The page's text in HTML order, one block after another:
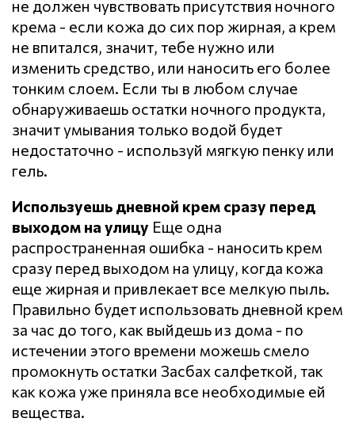
не должен чувствовать присутствия ночного
крема - если кожа до сих пор жирная, а крем
не впитался, значит, тебе нужно или
изменить средство, или наносить его более
тонким слоем. Если ты в любом случае
обнаруживаешь остатки ночного продукта,
значит умывания только водой будет
недостаточно - используй мягкую пенку или
гель.
Используешь дневной крем сразу перед
выходом на улицу Еще одна
распространенная ошибка - наносить крем
сразу перед выходом на улицу, когда кожа
еще жирная и привлекает все мелкую пыль.
Правильно будет использовать дневной крем
за час до того, как выйдешь из дома - по
истечении этого времени можешь смело
промокнуть остатки Засбах салфеткой, так
как кожа уже приняла все необходимые ей
вещества.